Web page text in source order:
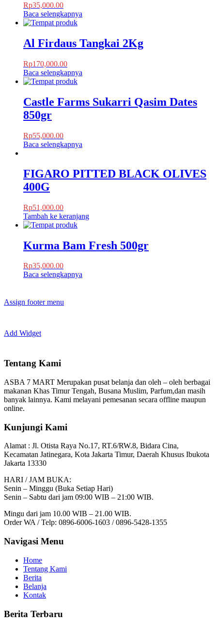
Rp35,000.00
Baca selengkapnya
Al Firdaus Tangkai 2Kg
Rp170,000.00
Baca selengkapnya
Castle Farms Sukarri Qasim Dates
850gr
Rp55,000.00
Baca selengkapnya
FIGARO PITTED BLACK OLIVES
400G
Rp51,000.00
Tambah ke keranjang
Kurma Bam Fresh 500gr
Rp35,000.00
Baca selengkapnya
Assign footer menu
Add Widget
Tentang Kami
ASBA 7 MART Merupakan pusat belanja dan oleh – oleh berbagai
makanan Khas Timur Tengah, Busana Muslim, Parfum,dan masih
banyak lainnya. Kami melayani pemesanan secara offline maupun
online.
Kunjungi Kami
Alamat : Jl. Otista Raya No.17, RT.6/RW.8, Bidara Cina,
Kecamatan Jatinegara, Kota Jakarta Timur, Daerah Khusus Ibukota
Jakarta 13330
HARI / JAM BUKA:
Senin – Minggu (Buka Setiap Hari)
Senin – Sabtu dari jam 09:00 WIB – 21:00 WIB.
Mingu dari jam 10.00 WIB – 21.00 WIB.
Order WA / Telp: 0896-6006-1603 / 0896-5428-1355
Navigasi Menu
Home
Tentang Kami
Berita
Belanja
Kontak
Berita Terbaru